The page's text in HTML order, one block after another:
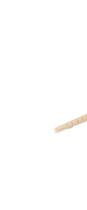
於實現相機自由啦✨
！